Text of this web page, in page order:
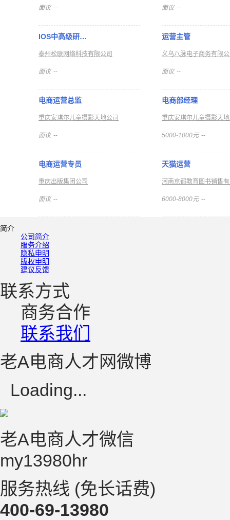
面议 -- 面议 --
IOS中高级研…
泰州松联网络科技有限公司
面议 --
运营主管
义乌八脉电子商务有限
面议 --
电商运营总监
重庆安琪尔儿童摄影天地公司
面议 --
电商部经理
重庆安琪尔儿童摄影天
5000-1000元 --
电商运营专员
重庆出版集团公司
面议 --
天猫运营
河南京都教育图书销售
6000-8000元 --
简介
公司简介
服务介绍
隐私申明
版权申明
建议反馈
联系方式
商务合作
联系我们
老A电商人才网微博
Loading...
老A电商人才微信
my13980hr
服务热线 (免长话费)
400-69-13980